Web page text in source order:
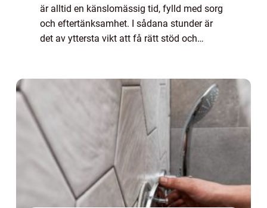
är alltid en känslomässig tid, fylld med sorg
och eftertänksamhet. I sådana stunder är
det av yttersta vikt att få rätt stöd och